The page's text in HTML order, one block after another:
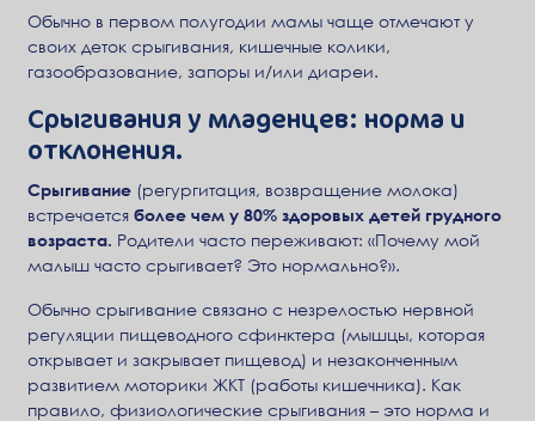
Обычно в первом полугодии мамы чаще отмечают у
своих деток срыгивания, кишечные колики,
газообразование, запоры и/или диареи.
Срыгивания у младенцев: норма и
отклонения.
Срыгивание (регургитация, возвращение молока)
встречается более чем у 80% здоровых детей грудного
возраста. Родители часто переживают: «Почему мой
малыш часто срыгивает? Это нормально?».
Обычно срыгивание связано с незрелостью нервной
регуляции пищеводного сфинктера (мышцы, которая
открывает и закрывает пищевод) и незаконченным
развитием моторики ЖКТ (работы кишечника). Как
правило, физиологические срыгивания – это норма и